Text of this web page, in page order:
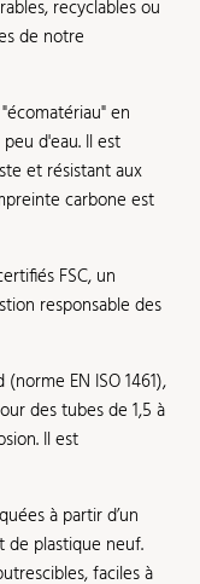
recyclables ou
de notre
en
d'eau. Il est
et résistant aux
carbone est
FSC, un
responsable des
EN ISO 1461),
des tubes de 1,5 à
Il est
à partir d’un
de plastique neuf.
faciles à